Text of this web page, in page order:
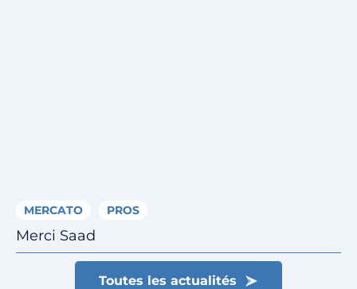
Toutes les actualités
MERCATO PROS
Merci Saad